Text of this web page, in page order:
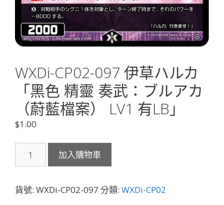
WXDi-CP02-097 伊草ハルカ
「黑色 精靈 奏武：ブルアカ
（蔚藍檔案） LV1 有LB」
$1.00
CP02-
伊
加入購物車
貨號: WXDi-CP02-097 分類: WXDi-CP02